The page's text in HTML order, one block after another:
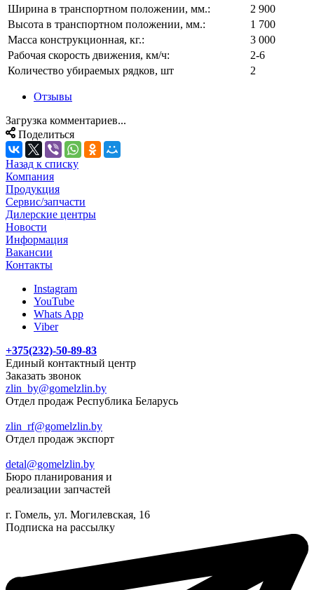
Ширина в транспортном положении, мм.:
2 900
Высота в транспортном положении, мм.:
1 700
Масса конструкционная, кг.:
3 000
Рабочая скорость движения, км/ч:
2-6
Количество убираемых рядков, шт
2
Отзывы
Загрузка комментариев...
Поделиться
Назад к списку
Компания
Продукция
Сервис/запчасти
Дилерские центры
Новости
Информация
Вакансии
Контакты
Instagram
YouTube
Whats App
Viber
+375(232)-50-89-83
Единый контактный центр
Заказать звонок
zlin_by@gomelzlin.by
Отдел продаж Республика Беларусь
zlin_rf@gomelzlin.by
Отдел продаж экспорт
detal@gomelzlin.by
Бюро планирования и
реализации запчастей
г. Гомель, ул. Могилевская, 16
Подписка на рассылку